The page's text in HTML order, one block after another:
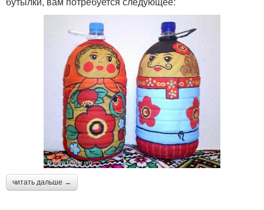
читать дальше →